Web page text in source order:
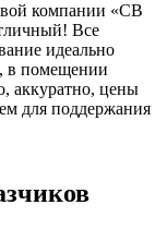
компании «СВ
Все
идеально
в помещении
аккуратно, цены
для поддержания